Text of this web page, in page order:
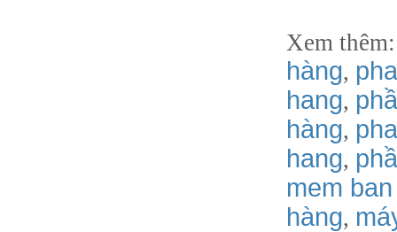
Xem
hàng,
hang,
hàng,
hang,
mem
hàng,